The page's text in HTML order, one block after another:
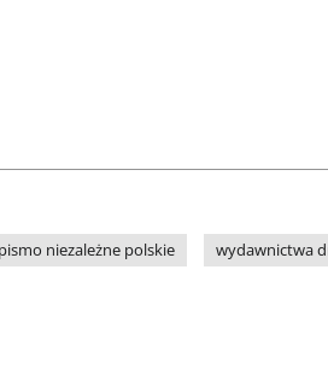
niezależne polskie wydawnictwa